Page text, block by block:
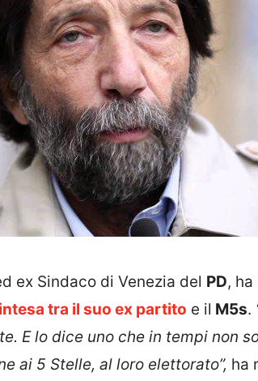
ex Sindaco di Venezia del PD,
tra il suo ex partito e il M5s.
E lo dice uno che in tempi non
ai 5 Stelle, al loro elettorato”, ha